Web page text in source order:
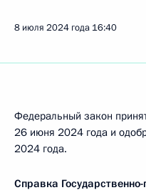
8 июля 2024 года 16:40
Федеральный закон
26 июня 2024 года и
2024 года.
Справка